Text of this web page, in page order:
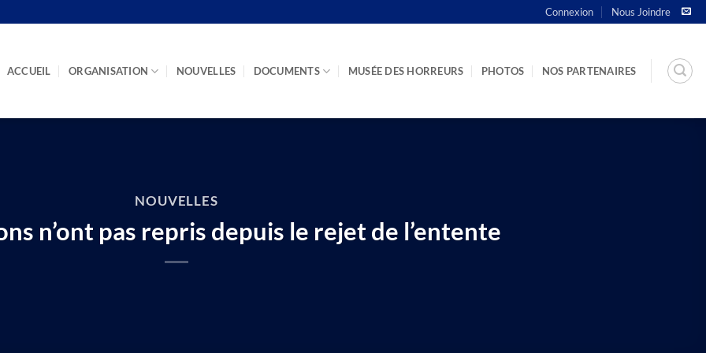
Connexion Nous Joindre
ACCUEIL ORGANISATION NOUVELLES DOCUMENTS MUSÉE DES HORREURS PHOTOS NOS PARTENAIRES
NOUVELLES
n’ont pas repris depuis le rejet de l’entente